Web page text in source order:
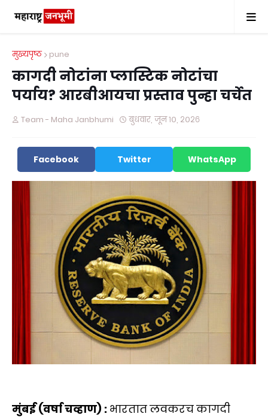
मुख्यपृष्ठ pune
कागदी नोटांना प्लास्टिक नोटांचा
पर्याय? आरबीआयचा प्रस्ताव पुन्हा चर्चेत
Team - Maha Janbhumi बुधवार, जून १०, २०२६
Facebook Twitter WhatsApp
मुंबई (वर्षा चव्हाण) : भारतात लवकरच कागदी